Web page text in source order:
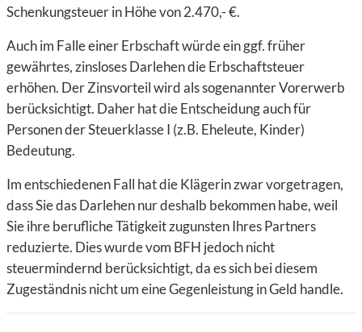
Schenkungsteuer in Höhe von 2.470,- €.
Auch im Falle einer Erbschaft würde ein ggf. früher
gewährtes, zinsloses Darlehen die Erbschaftsteuer
erhöhen. Der Zinsvorteil wird als sogenannter Vorerwerb
berücksichtigt. Daher hat die Entscheidung auch für
Personen der Steuerklasse I (z.B. Eheleute, Kinder)
Bedeutung.
Im entschiedenen Fall hat die Klägerin zwar vorgetragen,
dass Sie das Darlehen nur deshalb bekommen habe, weil
Sie ihre berufliche Tätigkeit zugunsten Ihres Partners
reduzierte. Dies wurde vom BFH jedoch nicht
steuermindernd berücksichtigt, da es sich bei diesem
Zugeständnis nicht um eine Gegenleistung in Geld handle.